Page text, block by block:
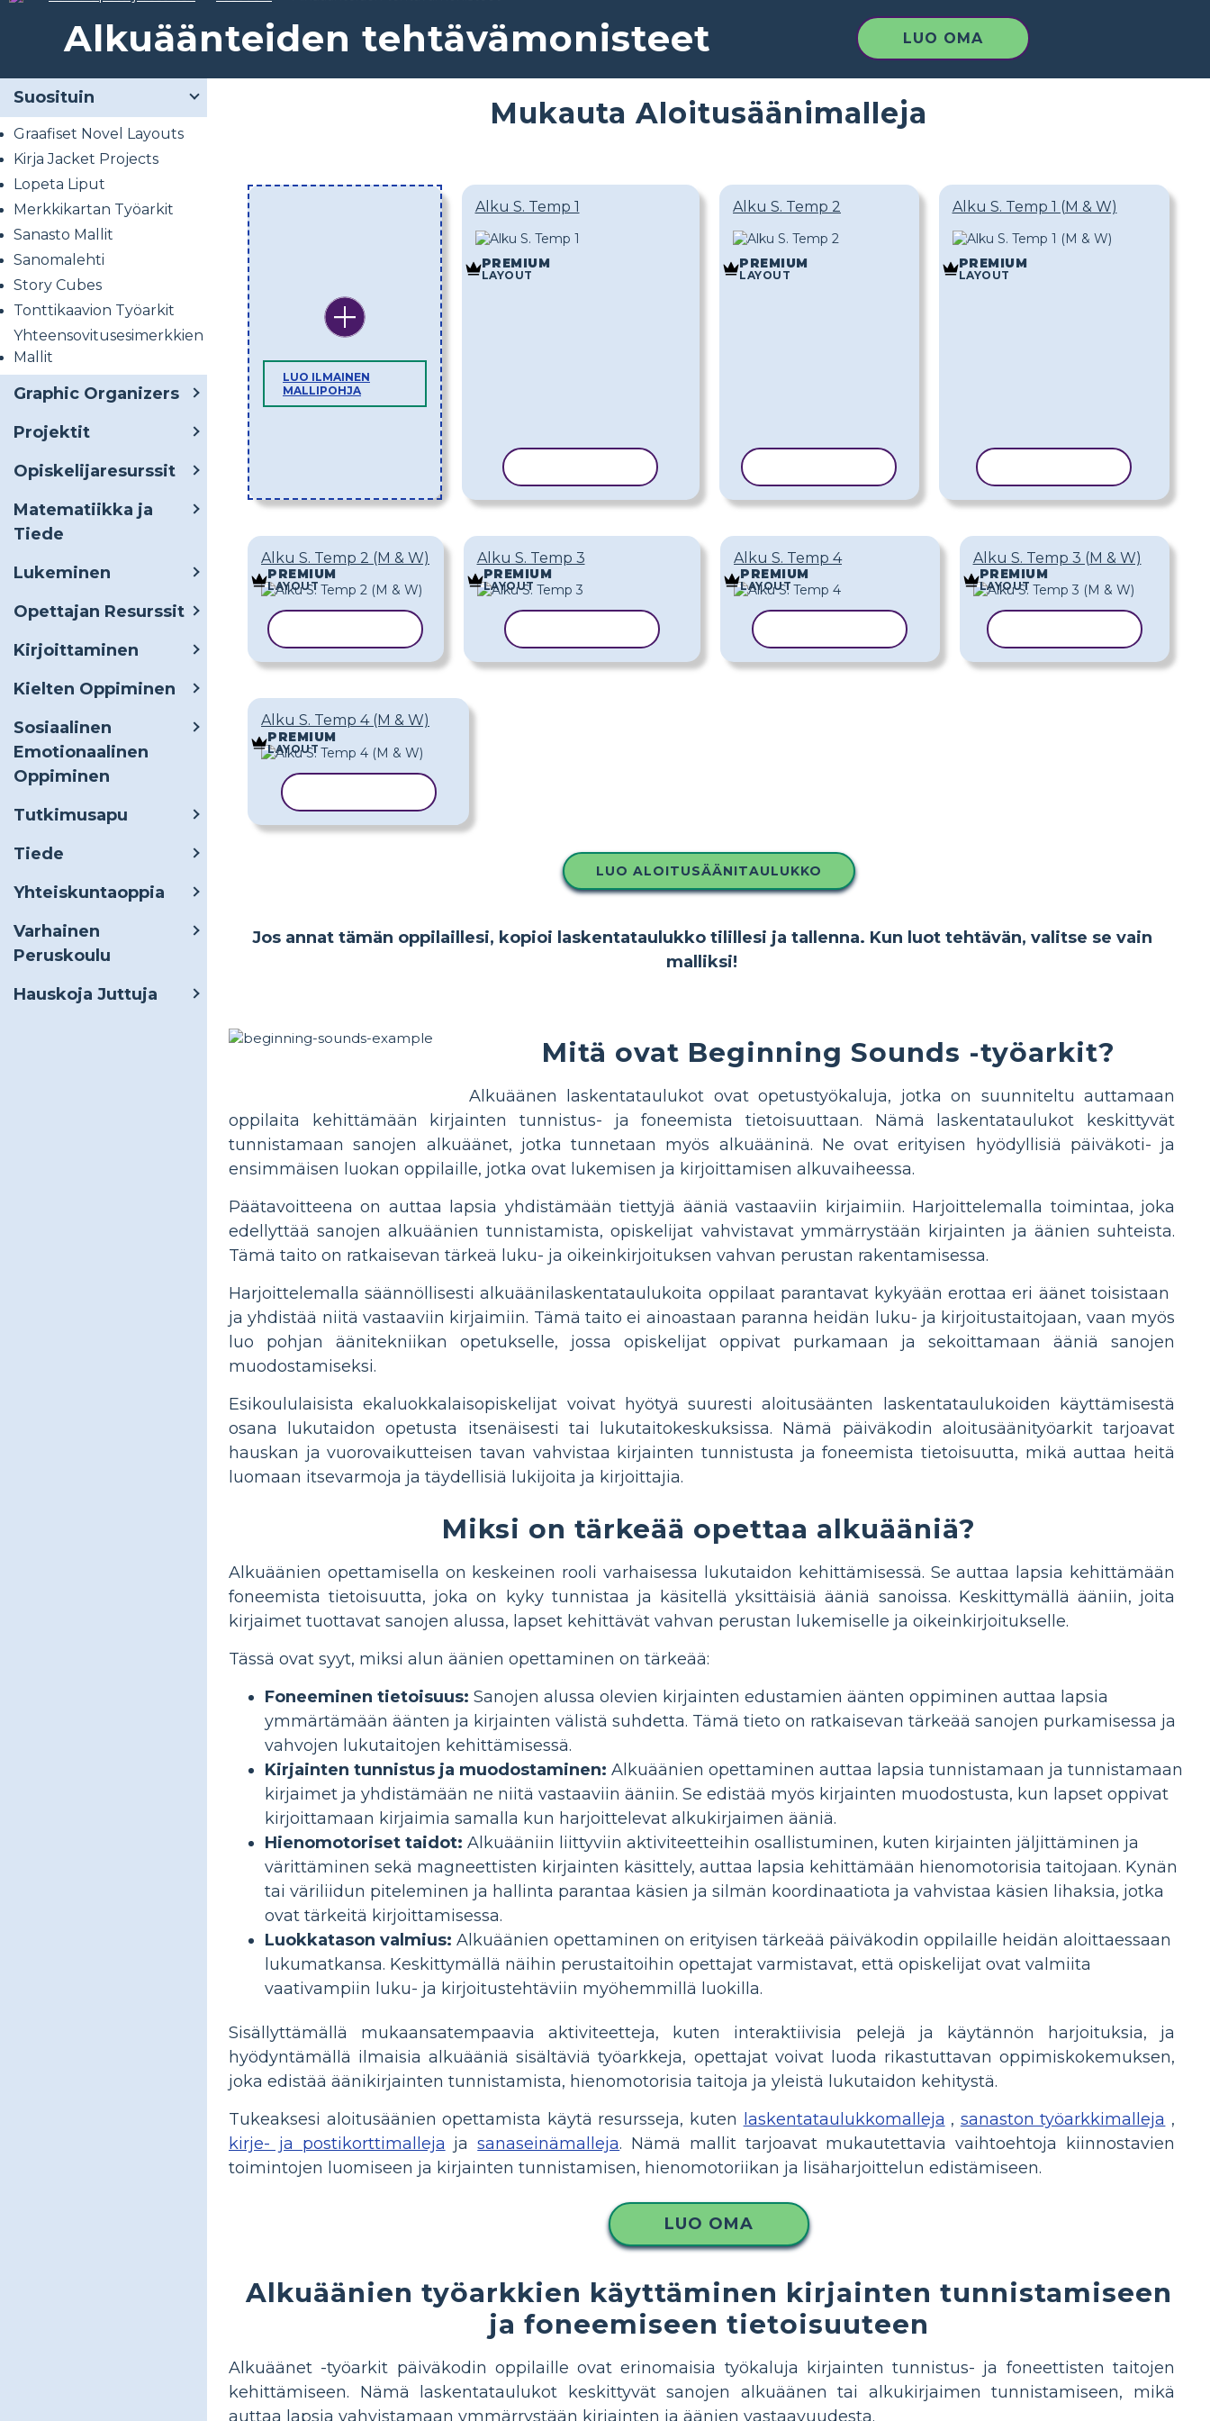
Alkuäänteiden tehtävämonisteet LUO OMA
Suosituin
Graafiset Novel Layouts
Kirja Jacket Projects
Lopeta Liput
Merkkikartan Työarkit
Sanasto Mallit
Sanomalehti
Story Cubes
Tonttikaavion Työarkit
Yhteensovitusesimerkkien
Mallit
Graphic Organizers
Projektit
Opiskelijaresurssit
Matematiikka ja
Tiede
Lukeminen
Opettajan Resurssit
Kirjoittaminen
Kielten Oppiminen
Sosiaalinen
Emotionaalinen
Oppiminen
Tutkimusapu
Tiede
Yhteiskuntaoppia
Varhainen
Peruskoulu
Hauskoja Juttuja
Mukauta Aloitusäänimalleja
LUO ILMAINEN
MALLIPOHJA
Alku S. Temp 1
PREMIUM
LAYOUT
Alku S. Temp 2
PREMIUM
LAYOUT
Alku S. Temp 1 (M & W)
PREMIUM
LAYOUT
Alku S. Temp 2 (M & W)
PREMIUM
LAYOUT
Alku S. Temp 3
PREMIUM
LAYOUT
Alku S. Temp 4
PREMIUM
LAYOUT
Alku S. Temp 3 (M & W)
PREMIUM
LAYOUT
Alku S. Temp 4 (M & W)
PREMIUM
LAYOUT
LUO ALOITUSÄÄNITAULUKKO
Jos annat tämän oppilaillesi, kopioi laskentataulukko tilillesi ja tallenna. Kun luot tehtävän, valitse se vain
malliksi!
Mitä ovat Beginning Sounds -työarkit?
Alkuäänen laskentataulukot ovat opetustyökaluja, jotka on suunniteltu auttamaan
oppilaita kehittämään kirjainten tunnistus- ja foneemista tietoisuuttaan. Nämä laskentataulukot keskittyvät
tunnistamaan sanojen alkuäänet, jotka tunnetaan myös alkuääninä. Ne ovat erityisen hyödyllisiä päiväkoti- ja
ensimmäisen luokan oppilaille, jotka ovat lukemisen ja kirjoittamisen alkuvaiheessa.
Päätavoitteena on auttaa lapsia yhdistämään tiettyjä ääniä vastaaviin kirjaimiin. Harjoittelemalla toimintaa, joka
edellyttää sanojen alkuäänien tunnistamista, opiskelijat vahvistavat ymmärrystään kirjainten ja äänien suhteista.
Tämä taito on ratkaisevan tärkeä luku- ja oikeinkirjoituksen vahvan perustan rakentamisessa.
Harjoittelemalla säännöllisesti alkuäänilaskentataulukoita oppilaat parantavat kykyään erottaa eri äänet toisistaan ​​
ja yhdistää niitä vastaaviin kirjaimiin. Tämä taito ei ainoastaan ​​paranna heidän luku- ja kirjoitustaitojaan, vaan myös
luo pohjan äänitekniikan opetukselle, jossa opiskelijat oppivat purkamaan ja sekoittamaan ääniä sanojen
muodostamiseksi.
Esikoululaisista ekaluokkalaisopiskelijat voivat hyötyä suuresti aloitusäänten laskentataulukoiden käyttämisestä
osana lukutaidon opetusta itsenäisesti tai lukutaitokeskuksissa. Nämä päiväkodin aloitusäänityöarkit tarjoavat
hauskan ja vuorovaikutteisen tavan vahvistaa kirjainten tunnistusta ja foneemista tietoisuutta, mikä auttaa heitä
luomaan itsevarmoja ja täydellisiä lukijoita ja kirjoittajia.
Miksi on tärkeää opettaa alkuääniä?
Alkuäänien opettamisella on keskeinen rooli varhaisessa lukutaidon kehittämisessä. Se auttaa lapsia kehittämään
foneemista tietoisuutta, joka on kyky tunnistaa ja käsitellä yksittäisiä ääniä sanoissa. Keskittymällä ääniin, joita
kirjaimet tuottavat sanojen alussa, lapset kehittävät vahvan perustan lukemiselle ja oikeinkirjoitukselle.
Tässä ovat syyt, miksi alun äänien opettaminen on tärkeää:
Foneeminen tietoisuus: Sanojen alussa olevien kirjainten edustamien äänten oppiminen auttaa lapsia
ymmärtämään äänten ja kirjainten välistä suhdetta. Tämä tieto on ratkaisevan tärkeää sanojen purkamisessa ja
vahvojen lukutaitojen kehittämisessä.
Kirjainten tunnistus ja muodostaminen: Alkuäänien opettaminen auttaa lapsia tunnistamaan ja tunnistamaan
kirjaimet ja yhdistämään ne niitä vastaaviin ääniin. Se edistää myös kirjainten muodostusta, kun lapset oppivat
kirjoittamaan kirjaimia samalla kun harjoittelevat alkukirjaimen ääniä.
Hienomotoriset taidot: Alkuääniin liittyviin aktiviteetteihin osallistuminen, kuten kirjainten jäljittäminen ja
värittäminen sekä magneettisten kirjainten käsittely, auttaa lapsia kehittämään hienomotorisia taitojaan. Kynän
tai väriliidun piteleminen ja hallinta parantaa käsien ja silmän koordinaatiota ja vahvistaa käsien lihaksia, jotka
ovat tärkeitä kirjoittamisessa.
Luokkatason valmius: Alkuäänien opettaminen on erityisen tärkeää päiväkodin oppilaille heidän aloittaessaan
lukumatkansa. Keskittymällä näihin perustaitoihin opettajat varmistavat, että opiskelijat ovat valmiita
vaativampiin luku- ja kirjoitustehtäviin myöhemmillä luokilla.
Sisällyttämällä mukaansatempaavia aktiviteetteja, kuten interaktiivisia pelejä ja käytännön harjoituksia, ja
hyödyntämällä ilmaisia ​​alkuääniä sisältäviä työarkkeja, opettajat voivat luoda rikastuttavan oppimiskokemuksen,
joka edistää äänikirjainten tunnistamista, hienomotorisia taitoja ja yleistä lukutaidon kehitystä.
Tukeaksesi aloitusäänien opettamista käytä resursseja, kuten laskentataulukkomalleja , sanaston työarkkimalleja ,
kirje- ja postikorttimalleja jasanaseinämalleja. Nämä mallit tarjoavat mukautettavia vaihtoehtoja kiinnostavien
toimintojen luomiseen ja kirjainten tunnistamisen, hienomotoriikan ja lisäharjoittelun edistämiseen.
LUO OMA
Alkuäänien työarkkien käyttäminen kirjainten tunnistamiseen
ja foneemiseen tietoisuuteen
Alkuäänet -työarkit päiväkodin oppilaille ovat erinomaisia ​​työkaluja kirjainten tunnistus- ja foneettisten taitojen
kehittämiseen. Nämä laskentataulukot keskittyvät sanojen alkuäänen tai alkukirjaimen tunnistamiseen, mikä
auttaa lapsia vahvistamaan ymmärrystään kirjainten ja äänien vastaavuudesta.